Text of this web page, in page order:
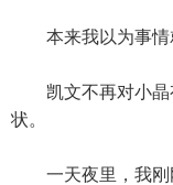
本来我以为事情
凯文不再对小晶
状。
一天夜里，我刚